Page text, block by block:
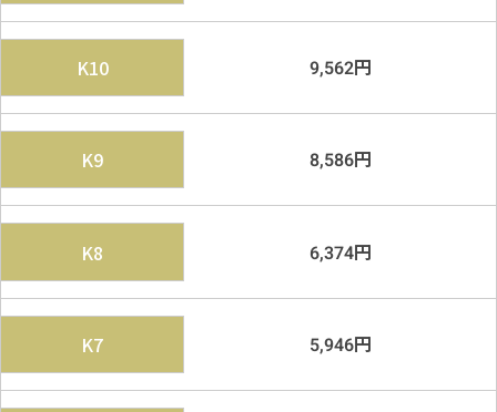
K10 9,562円
K9 8,586円
K8 6,374円
K7 5,946円